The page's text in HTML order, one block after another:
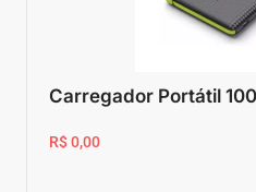
Carregador Portátil
R$ 0,00